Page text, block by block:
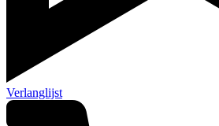
Verlanglijst